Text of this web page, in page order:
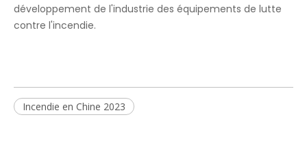
développement de l'industrie des équipements de lutte
contre l'incendie.
Incendie en Chine 2023